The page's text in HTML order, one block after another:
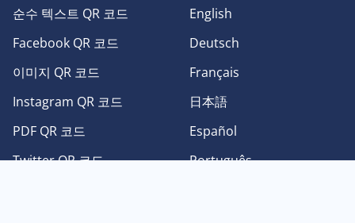
순수 텍스트 QR 코드
Facebook QR 코드
이미지 QR 코드
Instagram QR 코드
PDF QR 코드
Twitter QR 코드
English
Deutsch
Français
日本語
Español
Português